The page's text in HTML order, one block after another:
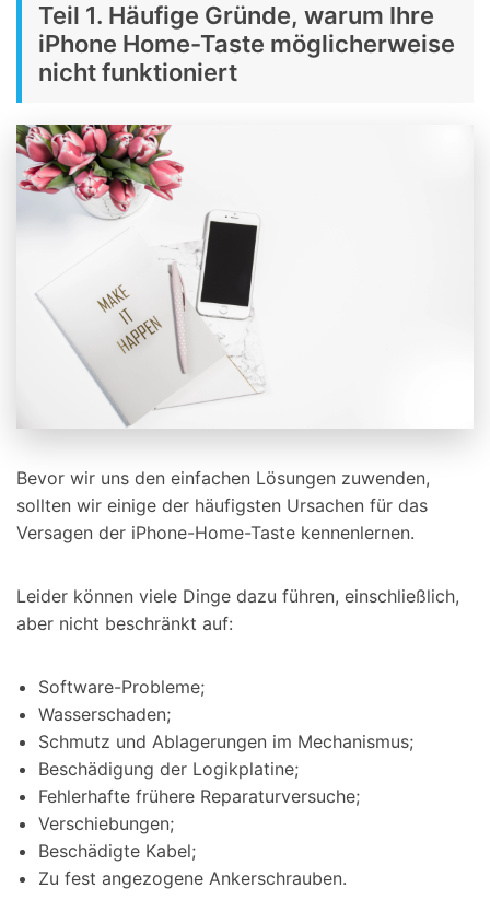
Teil 1. Häufige Gründe, warum Ihre
iPhone Home-Taste möglicherweise
nicht funktioniert
Bevor wir uns den einfachen Lösungen zuwenden,
sollten wir einige der häufigsten Ursachen für das
Versagen der iPhone-Home-Taste kennenlernen.
Leider können viele Dinge dazu führen, einschließlich,
aber nicht beschränkt auf:
Software-Probleme;
Wasserschaden;
Schmutz und Ablagerungen im Mechanismus;
Beschädigung der Logikplatine;
Fehlerhafte frühere Reparaturversuche;
Verschiebungen;
Beschädigte Kabel;
Zu fest angezogene Ankerschrauben.